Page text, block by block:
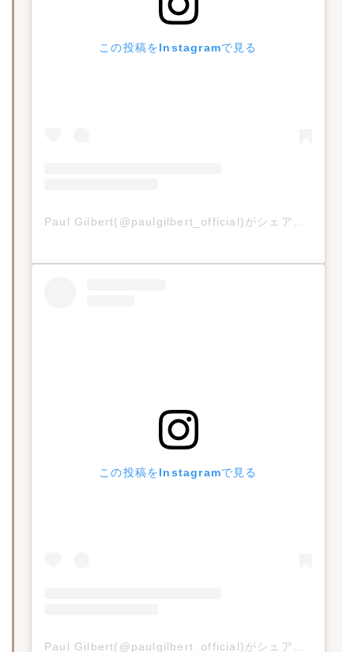
この投稿をInstagramで見る
この投稿をInstagramで見る